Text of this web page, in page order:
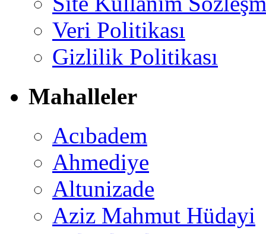
Veri Politikası
Gizlilik Politikası
Mahalleler
Acıbadem
Ahmediye
Altunizade
Aziz Mahmut Hüdayi